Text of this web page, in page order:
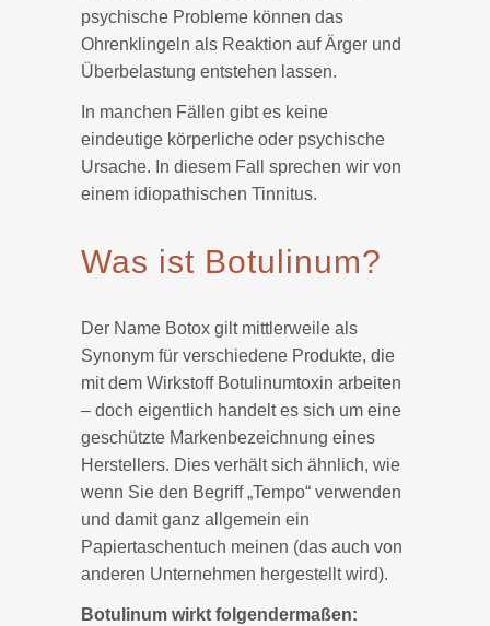
psychische Probleme können das
Ohrenklingeln als Reaktion auf Ärger und
Überbelastung entstehen lassen.
In manchen Fällen gibt es keine
eindeutige körperliche oder psychische
Ursache. In diesem Fall sprechen wir von
einem idiopathischen Tinnitus.
Was ist Botulinum?
Der Name Botox gilt mittlerweile als
Synonym für verschiedene Produkte, die
mit dem Wirkstoff Botulinumtoxin arbeiten
– doch eigentlich handelt es sich um eine
geschützte Markenbezeichnung eines
Herstellers. Dies verhält sich ähnlich, wie
wenn Sie den Begriff „Tempo“ verwenden
und damit ganz allgemein ein
Papiertaschentuch meinen (das auch von
anderen Unternehmen hergestellt wird).
Botulinum wirkt folgendermaßen: